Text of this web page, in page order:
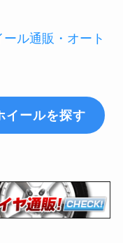
ル通販・オート
イールを探す